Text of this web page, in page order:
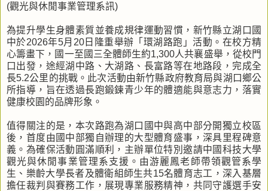
(觀光與休閒事業管理系訊)
為提升學生身體素質並養成規律運動習慣，新竹縣立湖口國
中於2026年5月20日隆重舉辦「環湖路跑」活動。在校方精
心籌畫下，國一至國三全體師生約1,300人共襄盛舉，從校門
口出發，途經湖中路、大湖路、長富路等在地路段，完成全
長5.2公里的挑戰。此次活動由新竹縣政府教育局與湖口鄉公
所指導，旨在透過長跑鍛鍊青少年的體適能與意志力，落實
健康校園的品牌形象。
值得關注的是，本次路跑為湖口國中與高中部分開獨立校區
後，首度由國中部獨自辦理的大型體育盛事，深具里程碑意
義。為確保活動圓滿順利，主辦單位特別邀請中國科技大學
觀光與休閒事業管理系支援。由游麗鳳老師帶領觀管系學
生、樂齡大學長者及體衛組師生共15名體育志工，深入基層
擔任裁判與賽務工作，展現專業服務精神，共同守護選手安